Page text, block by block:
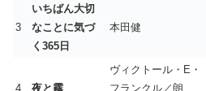
3
いちばん大切
なことに気づ
く365日
本田健
4 夜と霧
ヴィクトール・E・
フランクル／朗